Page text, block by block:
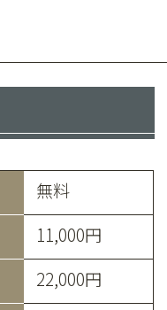
無料
11,000円
22,000円